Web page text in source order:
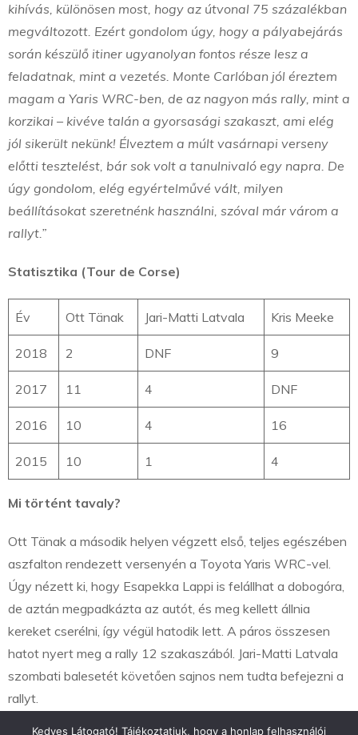
kihívás, különösen most, hogy az útvonal 75 százalékban
megváltozott. Ezért gondolom úgy, hogy a pályabejárás
során készülő itiner ugyanolyan fontos része lesz a
feladatnak, mint a vezetés. Monte Carlóban jól éreztem
magam a Yaris WRC-ben, de az nagyon más rally, mint a
korzikai – kivéve talán a gyorsasági szakaszt, ami elég
jól sikerült nekünk! Élveztem a múlt vasárnapi verseny
előtti tesztelést, bár sok volt a tanulnivaló egy napra. De
úgy gondolom, elég egyértelművé vált, milyen
beállításokat szeretnénk használni, szóval már várom a
rallyt.”
Statisztika (Tour de Corse)
Év Ott Tänak Jari-Matti Latvala Kris Meeke
2018 2 DNF 9
2017 11 4 DNF
2016 10 4 16
2015 10 1 4
Mi történt tavaly?
Ott Tänak a második helyen végzett első, teljes egészében
aszfalton rendezett versenyén a Toyota Yaris WRC-vel.
Úgy nézett ki, hogy Esapekka Lappi is felállhat a dobogóra,
de aztán megpadkázta az autót, és meg kellett állnia
kereket cserélni, így végül hatodik lett. A páros összesen
hatot nyert meg a rally 12 szakaszából. Jari-Matti Latvala
szombati balesetét követően sajnos nem tudta befejezni a
rallyt.
Kedves Látogató! Tájékoztatjuk, hogy a honlap felhasználói